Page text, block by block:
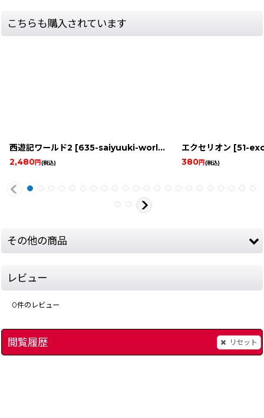
こちらも購入されています
西遊記ワールド2 [635-saiyuuki-world-2-famicom ]
2,480円(税込)
エクセリオン [51-
380円(税込)
その他の商品
レビュー
0件のレビュー
閲覧履歴 リセット